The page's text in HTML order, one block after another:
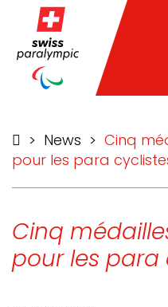
> News > Cinq
pour les para
Cinq
pour les para